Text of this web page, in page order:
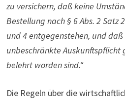
zu versichern, daß keine
Bestellung nach § 6 Abs. 2 Satz
und 4 entgegenstehen, und
unbeschränkte Auskunftspflicht
belehrt worden sind.“
Die Regeln über die